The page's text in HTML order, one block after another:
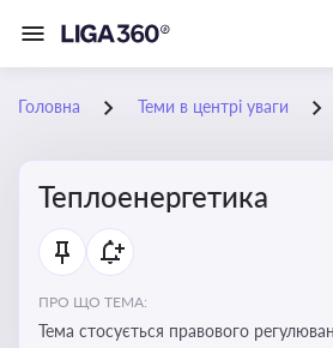
Головна Теми в центрі уваги
Теплоенергетика
ПРО ЩО ТЕМА:
Тема стосується правового